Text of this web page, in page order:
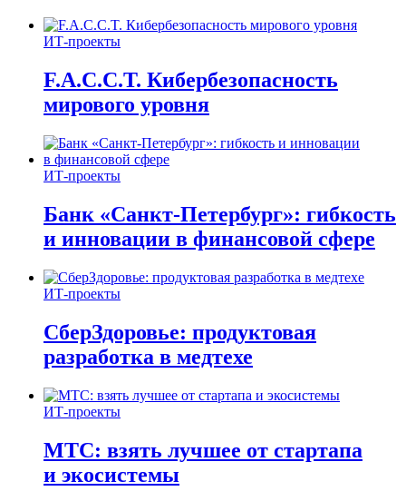
ИТ-проекты
F.A.C.C.T. Кибербезопасность
мирового уровня
ИТ-проекты
Банк «Санкт-Петербург»: гибкость
и инновации в финансовой сфере
ИТ-проекты
СберЗдоровье: продуктовая
разработка в медтехе
ИТ-проекты
МТС: взять лучшее от стартапа
и экосистемы